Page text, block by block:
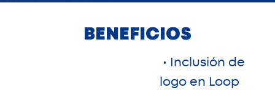
BENEFICIOS
• Inclusión de
logo en Loop